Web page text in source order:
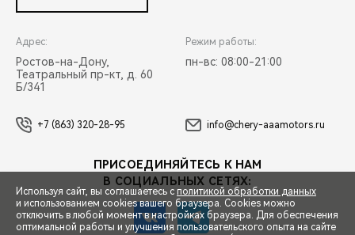
Адрес:
Ростов-на-Дону,
Театральный пр-кт, д. 60
Б/341
Режим работы:
пн-вс: 08:00-21:00
+7 (863) 320-28-95 info@chery-aaamotors.ru
ПРИСОЕДИНЯЙТЕСЬ К НАМ
В СОЦИАЛЬНЫХ СЕТЯХ:
Используя сайт, вы соглашаетесь с политикой обработки данных
и использованием cookies вашего браузера. Cookies можно
отключить в любой момент в настройках браузера. Для обеспечения
оптимальной работы и улучшения пользовательского опыта на сайте